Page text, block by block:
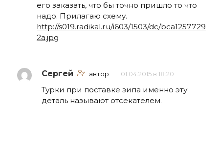
его заказать, что бы точно пришло то что
надо. Прилагаю схему.
http://s019.radikal.ru/i603/1503/dc/bca1257729
2a.jpg
Сергей автор 01.04.2015 в 18:20
Турки при поставке зипа именно эту
деталь называют отсекателем.